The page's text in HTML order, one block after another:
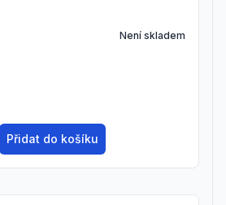
Není skladem
Přidat do košíku